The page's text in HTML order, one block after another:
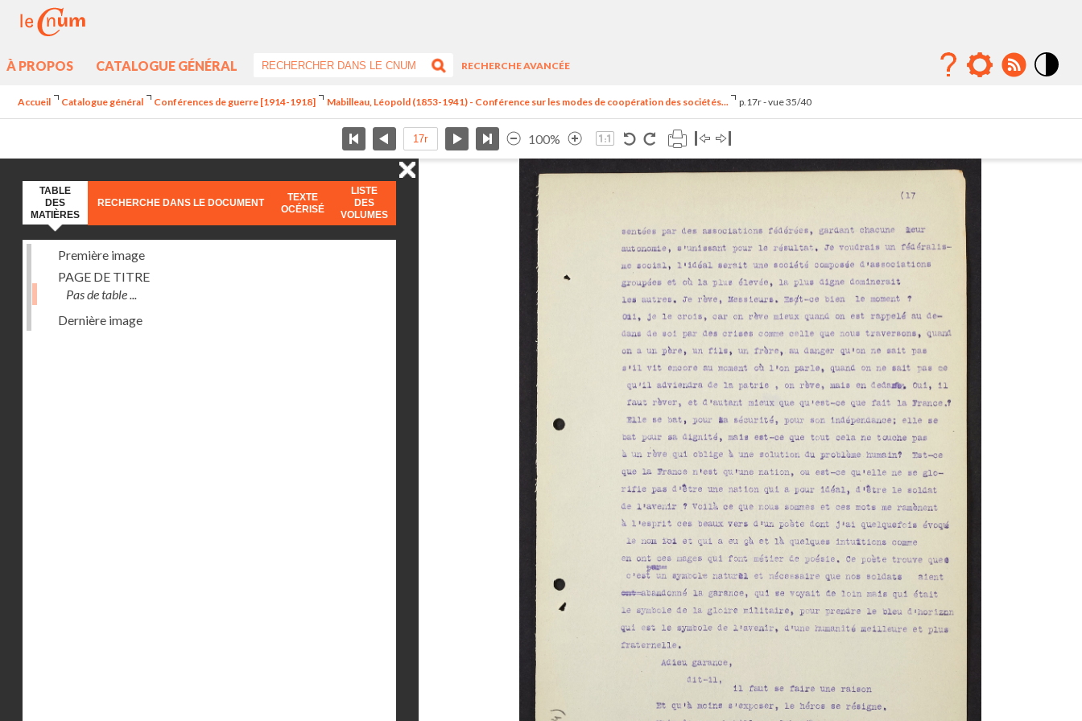
À PROPOS CATALOGUE GÉNÉRAL
RECHERCHE AVANCÉE
Accueil Catalogue général Conférences de guerre [1914-1918] Mabilleau, Léopold (1853-1941) - Conférence sur les modes de coopération des sociétés... p.17r - vue 35/40
100%
TABLE
DES
MATIÈRES
RECHERCHE DANS LE DOCUMENT
TEXTE
OCÉRISÉ
LISTE
DES
VOLUMES
Première image
PAGE DE TITRE
Pas de table ...
Dernière image